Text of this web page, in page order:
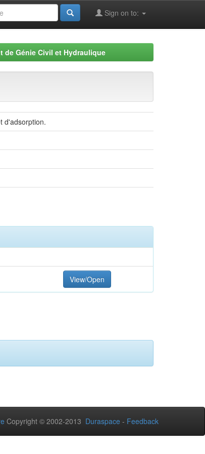
Sign on to:
de Génie Civil et Hydraulique
d'adsorption.
View/Open
Copyright © 2002-2013 Duraspace - Feedback